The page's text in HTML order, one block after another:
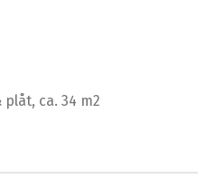
ca. 34 m2